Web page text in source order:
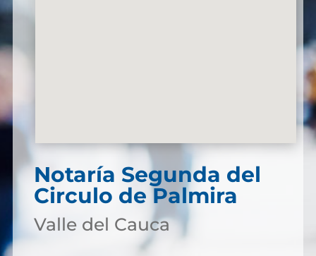
Notaría Segunda del
Circulo de Palmira
Valle del Cauca